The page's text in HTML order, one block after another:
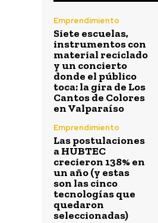
Emprendimiento
Siete escuelas,
instrumentos con
material reciclado
y un concierto
donde el público
toca: la gira de Los
Cantos de Colores
en Valparaíso
Emprendimiento
Las postulaciones
a HUBTEC
crecieron 138% en
un año (y estas
son las cinco
tecnologías que
quedaron
seleccionadas)